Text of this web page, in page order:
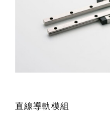
直線導軌模組